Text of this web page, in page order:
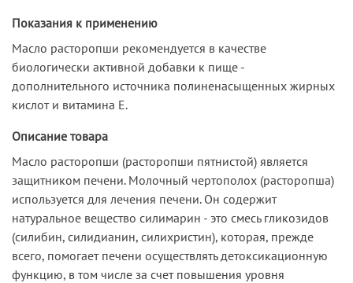
Показания к применению
Масло расторопши рекомендуется в качестве
биологически активной добавки к пище -
дополнительного источника полиненасыщенных жирных
кислот и витамина Е.
Описание товара
Масло расторопши (расторопши пятнистой) является
защитником печени. Молочный чертополох (расторопша)
используется для лечения печени. Он содержит
натуральное вещество силимарин - это смесь гликозидов
(силибин, силидианин, силихристин), которая, прежде
всего, помогает печени осуществлять детоксикационную
функцию, в том числе за счет повышения уровня